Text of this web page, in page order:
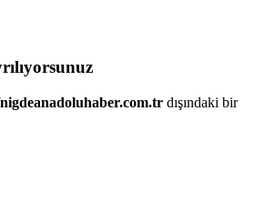
dışındaki bir